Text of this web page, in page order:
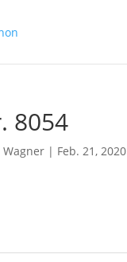
8054
| Feb. 21, 2020